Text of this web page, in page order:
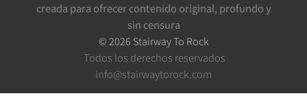
creada para ofrecer contenido original, profundo y
sin censura
©2026 Stairway To Rock
Todos los derechos reservados
info@stairwaytorock.com